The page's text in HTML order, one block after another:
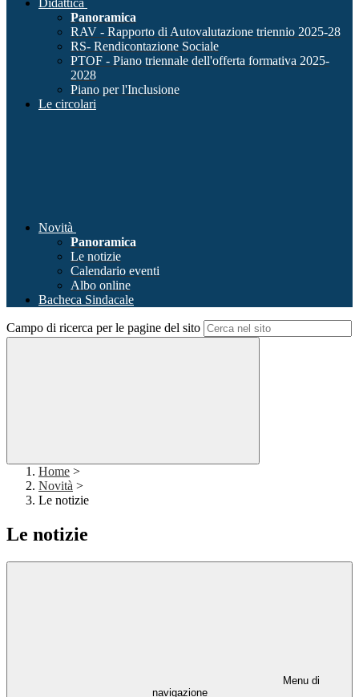
Didattica
Panoramica
RAV - Rapporto di Autovalutazione triennio 2025-28
RS- Rendicontazione Sociale
PTOF - Piano triennale dell'offerta formativa 2025-
2028
Piano per l'Inclusione
Le circolari
Novità
Panoramica
Le notizie
Calendario eventi
Albo online
Bacheca Sindacale
Campo di ricerca per le pagine del sito
Home >
Novità >
Le notizie
Le notizie
Menu di
navigazione